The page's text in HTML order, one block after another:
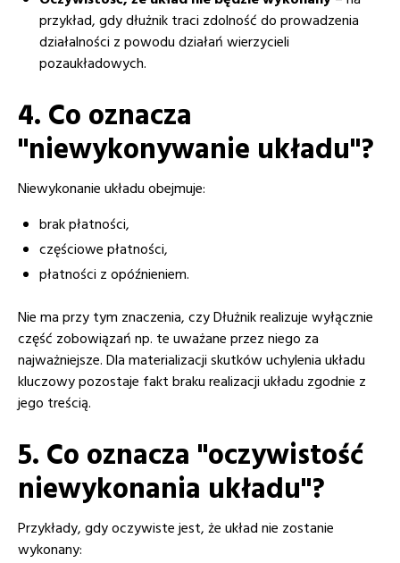
przykład, gdy dłużnik traci zdolność do prowadzenia
działalności z powodu działań wierzycieli
pozaukładowych.
4. Co oznacza
"niewykonywanie układu"?
Niewykonanie układu obejmuje:
brak płatności,
częściowe płatności,
płatności z opóźnieniem.
Nie ma przy tym znaczenia, czy Dłużnik realizuje wyłącznie
część zobowiązań np. te uważane przez niego za
najważniejsze. Dla materializacji skutków uchylenia układu
kluczowy pozostaje fakt braku realizacji układu zgodnie z
jego treścią.
5. Co oznacza "oczywistość
niewykonania układu"?
Przykłady, gdy oczywiste jest, że układ nie zostanie
wykonany: